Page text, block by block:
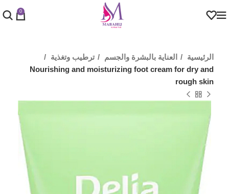
0
الرئيسية العناية بالبشرة والجسم
ترطيب وتغذية
Nourishing and moisturizing foot cream for dry and
rough skin